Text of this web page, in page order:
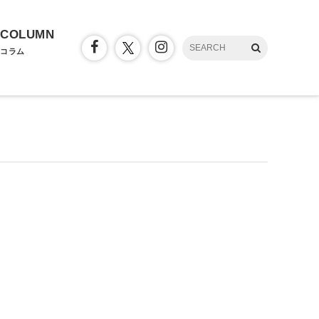
COLUMN
コラム